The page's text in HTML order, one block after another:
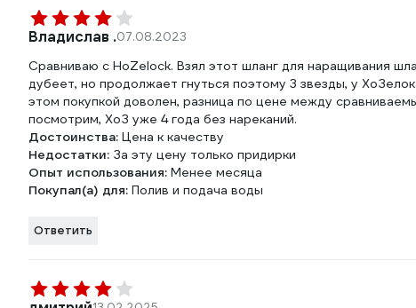
Владислав .07.08.2023
Сравниваю с HoZelock. Взял этот шланг для наращивания
дубеет, но продолжает гнуться поэтому 3 звезды, у
этом покупкой доволен, разница по цене между
посмотрим, ХоЗ уже 4 года без нареканий.
Достоинства: Цена к качеству
Недостатки: За эту цену только придирки
Опыт использования: Менее месяца
Покупал(а) для: Полив и подача воды
Ответить